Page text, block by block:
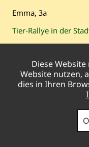
Emma, 3a
Vorheriger
Tier-Rallye in der
/ Woorthstraße
Diese
Website nutzen,
dies in Ihren